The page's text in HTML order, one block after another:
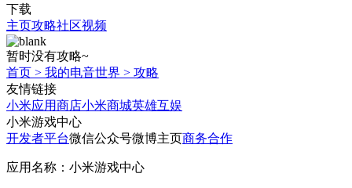
下载
主页攻略社区视频
暂时没有攻略~
首页 > 我的电音世界 > 攻略
友情链接
小米应用商店小米商城英雄互娱
小米游戏中心
开发者平台微信公众号微博主页商务合作
应用名称：小米游戏中心